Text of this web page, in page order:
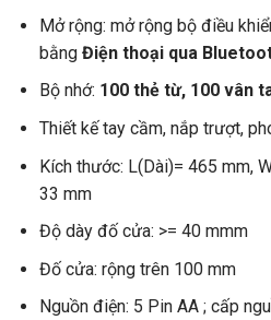
Mở rộng: mở rộng bộ điều
bằngĐiện thoại qua
Bộ nhớ: 100 thẻ từ, 100 vân
Thiết kế tay cầm, nắp trượt,
Kích thước: L(Dài)= 465 mm,
33 mm
Độ dày đố cửa: >= 40 mmm
Đố cửa: rộng trên 100 mm
Nguồn điện: 5 Pin AA ; cấp